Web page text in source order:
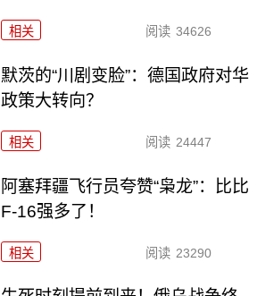
相关 阅读 34626
默茨的“川剧变脸”：德国政府对华
政策大转向？
相关 阅读 24447
阿塞拜疆飞行员夸赞“枭龙”：比比
F-16强多了！
相关 阅读 23290